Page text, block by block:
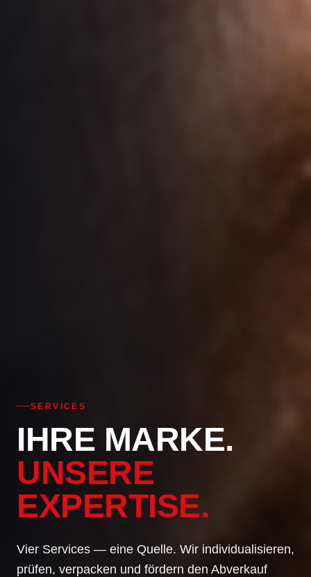
SERVICES
IHRE MARKE.
UNSERE
EXPERTISE.
Vier Services — eine Quelle. Wir individualisieren,
prüfen, verpacken und fördern den Abverkauf